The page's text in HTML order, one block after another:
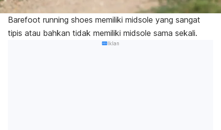
Barefoot running shoes memiliki midsole yang sangat
tipis atau bahkan tidak memiliki midsole sama sekali.
Iklan